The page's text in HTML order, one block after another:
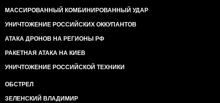
МАССИРОВАННЫЙ КОМБИНИРОВАННЫЙ УДАР
УНИЧТОЖЕНИЕ РОССИЙСКИХ ОККУПАНТОВ
АТАКА ДРОНОВ НА РЕГИОНЫ РФ
РАКЕТНАЯ АТАКА НА КИЕВ
УНИЧТОЖЕНИЕ РОССИЙСКОЙ ТЕХНИКИ
ОБСТРЕЛ
ЗЕЛЕНСКИЙ ВЛАДИМИР